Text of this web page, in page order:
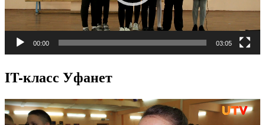
00:00 03:05
IT-класс Уфанет
Видеоплеер